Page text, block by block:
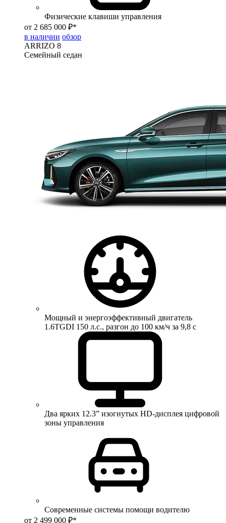
Физические клавиши управления
от 2 685 000 ₽*
в наличии обзор
ARRIZO 8
Семейный седан
Мощный и энергоэффективный двигатель
1.6TGDI 150 л.с., разгон до 100 км/ч за 9,8 с
Два ярких 12.3” изогнутых HD-дисплея цифровой
зоны управления
Современные системы помощи водителю
от 2 499 000 ₽*